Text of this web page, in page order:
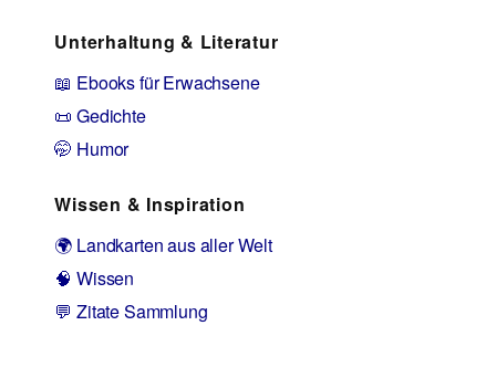
Unterhaltung & Literatur
📖 Ebooks für Erwachsene
📜 Gedichte
🤭 Humor
Wissen & Inspiration
🌍 Landkarten aus aller Welt
🧠 Wissen
💬 Zitate Sammlung